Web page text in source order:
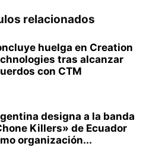
relacionados
huelga en Creation
tras alcanzar
con CTM
designa a la banda
Killers» de Ecuador
organización...